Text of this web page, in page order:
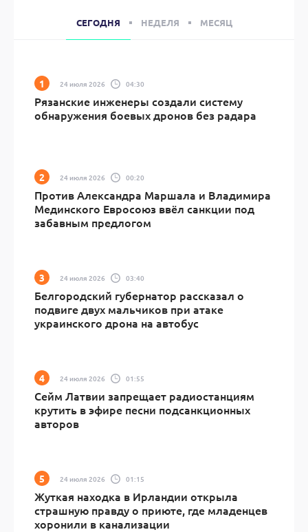
СЕГОДНЯ НЕДЕЛЯ МЕСЯЦ
24 июля 2026 04:30
Рязанские инженеры создали систему
обнаружения боевых дронов без радара
24 июля 2026 00:20
Против Александра Маршала и Владимира
Мединского Евросоюз ввёл санкции под
забавным предлогом
24 июля 2026 03:40
Белгородский губернатор рассказал о
подвиге двух мальчиков при атаке
украинского дрона на автобус
24 июля 2026 01:55
Сейм Латвии запрещает радиостанциям
крутить в эфире песни подсанкционных
авторов
24 июля 2026 01:15
Жуткая находка в Ирландии открыла
страшную правду о приюте, где младенцев
хоронили в канализации